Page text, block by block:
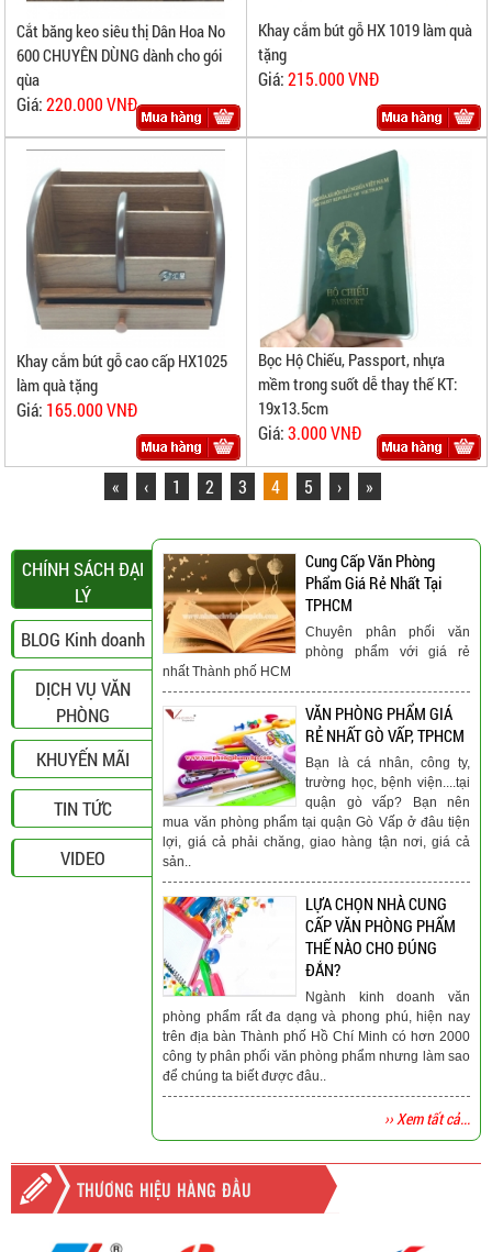
Cắt băng keo siêu thị Dân Hoa No
600 CHUYÊN DÙNG dành cho gói
qùa
Giá:220.000 VNĐ
Khay cắm bút gỗ HX 1019 làm quà
tặng
Giá:215.000 VNĐ
Khay cắm bút gỗ cao cấp HX1025
làm quà tặng
Giá: 165.000 VNĐ
Bọc Hộ Chiếu, Passport, nhựa
mềm trong suốt dễ thay thế KT:
19x13.5cm
Giá:3.000 VNĐ
« ‹ 1 2 3 4 5 › »
CHÍNH SÁCH ĐẠI
LÝ
BLOG Kinh doanh
DỊCH VỤ VĂN
PHÒNG
KHUYẾN MÃI
TIN TỨC
VIDEO
Cung Cấp Văn Phòng
Phẩm Giá Rẻ Nhất Tại
TPHCM
Chuyên phân phối văn
phòng phẩm với giá rẻ
nhất Thành phố HCM
VĂN PHÒNG PHẨM GIÁ
RẺ NHẤT GÒ VẤP, TPHCM
Bạn là cá nhân, công ty,
trường học, bệnh viện....tại
quận gò vấp? Bạn nên
mua văn phòng phẩm tại quận Gò Vấp ở đâu tiện
lợi, giá cả phải chăng, giao hàng tận nơi, giá cả
sản..
LỰA CHỌN NHÀ CUNG
CẤP VĂN PHÒNG PHẨM
THẾ NÀO CHO ĐÚNG
ĐẮN?
Ngành kinh doanh văn
phòng phẩm rất đa dạng và phong phú, hiện nay
trên địa bàn Thành phố Hồ Chí Minh có hơn 2000
công ty phân phối văn phòng phẩm nhưng làm sao
để chúng ta biết được đâu..
›› Xem tất cả...
THƯƠNG HIỆU HÀNG ĐẦU